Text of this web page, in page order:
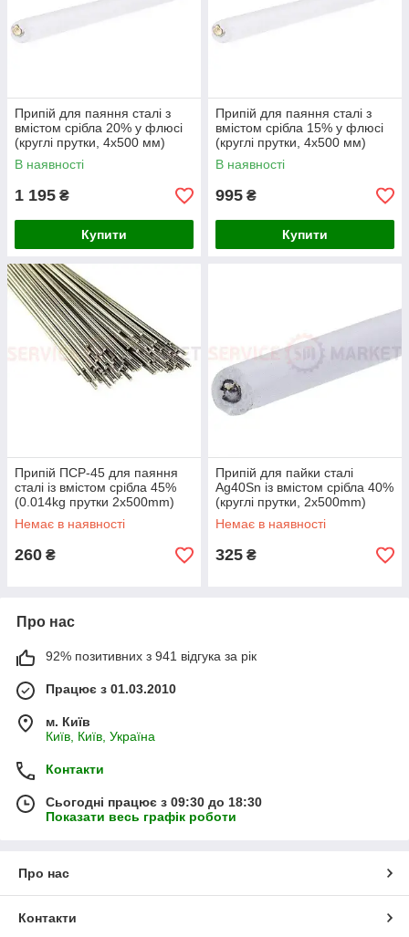
Припій для паяння сталі з
вмістом срібла 20% у флюсі
(круглі прутки, 4x500 мм)
SaldFlux
В наявності
1 195 ₴
Купити
Припій для паяння сталі з
вмістом срібла 15% у флюсі
(круглі прутки, 4x500 мм)
Stella
В наявності
995 ₴
Купити
Припій ПСР-45 для паяння
сталі із вмістом срібла 45%
(0.014kg прутки 2x500mm)
Немає в наявності
260 ₴
Припій для пайки сталі
Ag40Sn із вмістом срібла 40%
(круглі прутки, 2x500mm)
Stella
Немає в наявності
325 ₴
Про нас
92% позитивних з 941 відгука за рік
Працює з 01.03.2010
м. Київ
Київ, Київ, Україна
Контакти
Сьогодні працює з 09:30 до 18:30
Показати весь графік роботи
Про нас
Контакти